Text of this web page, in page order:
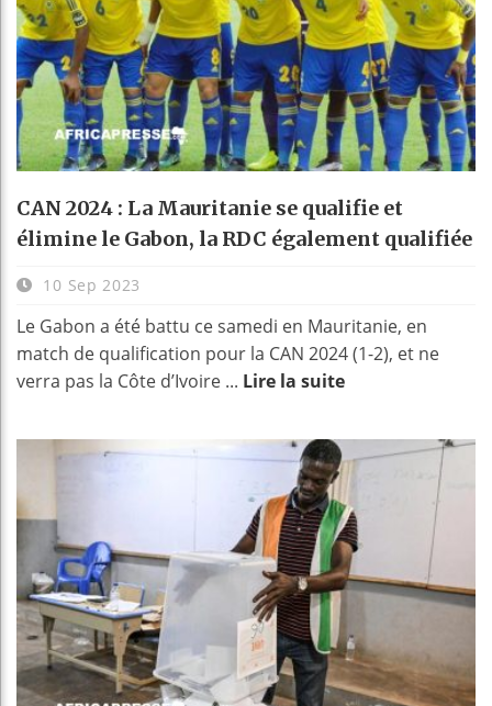
CAN 2024 : La Mauritanie se qualifie et
élimine le Gabon, la RDC également qualifiée
10 Sep 2023
Le Gabon a été battu ce samedi en Mauritanie, en
match de qualification pour la CAN 2024 (1-2), et ne
verra pas la Côte d’Ivoire ... Lire la suite